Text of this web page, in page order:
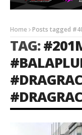
Home Posts tagged
TAG: